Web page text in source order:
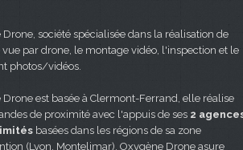
société spécialisée dans la réalisation de
vue par drone, le montage vidéo, l'inspection et le
photos/vidéos.
Drone est basée à Clermont-Ferrand, elle réalise
de proximité avec l'appuis de ses 2
basées dans les régions de sa zone
(Lyon, Montelimar). Oxygène Drone asure